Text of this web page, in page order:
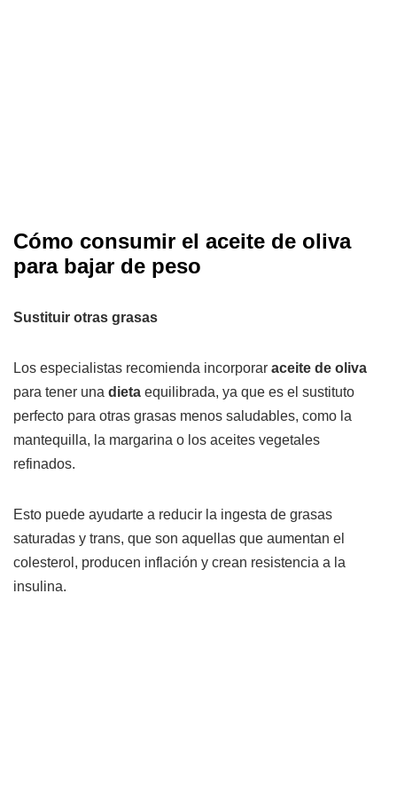
Cómo consumir el aceite de oliva
para bajar de peso
Sustituir otras grasas
Los especialistas recomienda incorporar aceite de oliva
para tener una dieta equilibrada, ya que es el sustituto
perfecto para otras grasas menos saludables, como la
mantequilla, la margarina o los aceites vegetales
refinados.
Esto puede ayudarte a reducir la ingesta de grasas
saturadas y trans, que son aquellas que aumentan el
colesterol, producen inflación y crean resistencia a la
insulina.